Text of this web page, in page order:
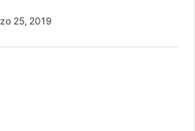
25, 2019